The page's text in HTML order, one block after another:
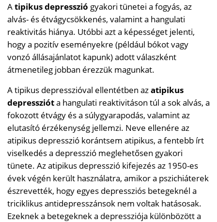
Atipikus depresszió gyakori tünetei a fogyás, az
alvás- és étvágycsökkenés, valamint a hangulati
reaktivitás hiánya. Utóbbi azt a képességet jelenti,
hogy a pozitív eseményekre (például bókot vagy
vonzó állásajánlatot kapunk) adott válaszként
átmenetileg jobban érezzük magunkat.
A tipikus depresszióval ellentétben azatipikus
depresszióta hangulati reaktivitáson túl a sok alvás, a
fokozott étvágy és a súlygyarapodás, valamint az
elutasító érzékenység jellemzi. Neve ellenére az
atipikus depresszió korántsem atipikus, a fentebb írt
viselkedés a depresszió meglehetősen gyakori
tünete. Az atipikus depresszió kifejezés az 1950-es
évek végén került használatra, amikor a pszichiáterek
észrevették, hogy egyes depressziós betegeknél a
triciklikus antidepresszánsok nem voltak hatásosak.
Ezeknek a betegeknek a depressziója különbözött a